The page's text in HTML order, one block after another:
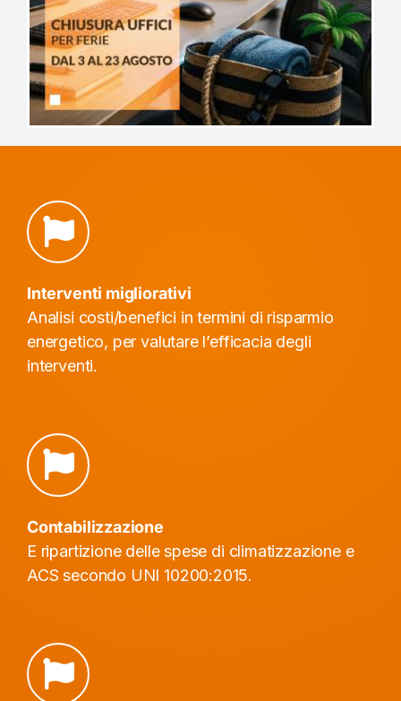
Redazione Legge 10
Stampe dettaglio dispersioni e verifica
GLASER. Attestato di qualificazione energetica
Interventi migliorativi
Analisi costi/benefici in termini di risparmio
energetico, per valutare l’efficacia degli
interventi.
Contabilizzazione
E ripartizione delle spese di climatizzazione e
ACS secondo UNI 10200:2015.